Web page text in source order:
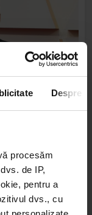
Despre
procesăm
de IP,
pentru a
dvs., cu